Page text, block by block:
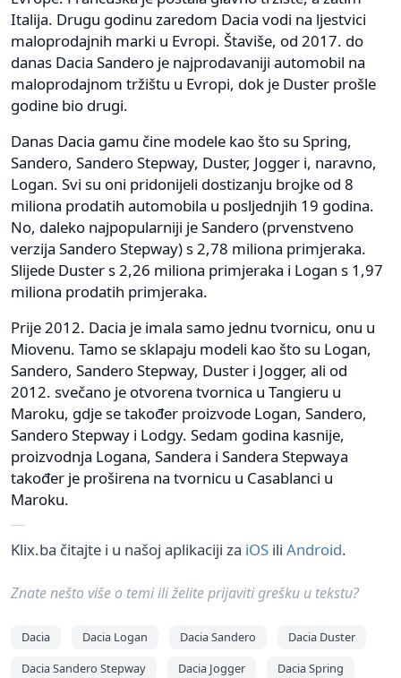
Italija. Drugu godinu zaredom Dacia vodi na ljestvici
maloprodajnih marki u Evropi. Štaviše, od 2017. do
danas Dacia Sandero je najprodavaniji automobil na
maloprodajnom tržištu u Evropi, dok je Duster prošle
godine bio drugi.
Danas Dacia gamu čine modele kao što su Spring,
Sandero, Sandero Stepway, Duster, Jogger i, naravno,
Logan. Svi su oni pridonijeli dostizanju brojke od 8
miliona prodatih automobila u posljednjih 19 godina.
No, daleko najpopularniji je Sandero (prvenstveno
verzija Sandero Stepway) s 2,78 miliona primjeraka.
Slijede Duster s 2,26 miliona primjeraka i Logan s 1,97
miliona prodatih primjeraka.
Prije 2012. Dacia je imala samo jednu tvornicu, onu u
Miovenu. Tamo se sklapaju modeli kao što su Logan,
Sandero, Sandero Stepway, Duster i Jogger, ali od
2012. svečano je otvorena tvornica u Tangieru u
Maroku, gdje se također proizvode Logan, Sandero,
Sandero Stepway i Lodgy. Sedam godina kasnije,
proizvodnja Logana, Sandera i Sandera Stepwaya
također je proširena na tvornicu u Casablanci u
Maroku.
Klix.ba čitajte i u našoj aplikaciji za iOS ili Android.
Znate nešto više o temi ili želite prijaviti grešku u tekstu?
Dacia Dacia Logan Dacia Sandero
Dacia Duster
Dacia Sandero Stepway
Dacia Jogger Dacia Spring